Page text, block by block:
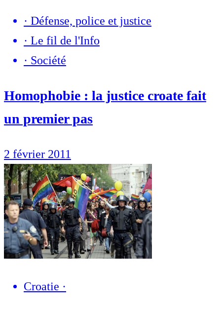
· Défense, police et justice
· Le fil de l'Info
· Société
Homophobie : la justice croate fait
un premier pas
2 février 2011
Croatie ·